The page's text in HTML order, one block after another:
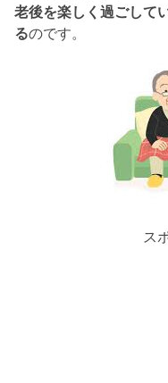
老後を楽しく過ごして
るのです。
ス